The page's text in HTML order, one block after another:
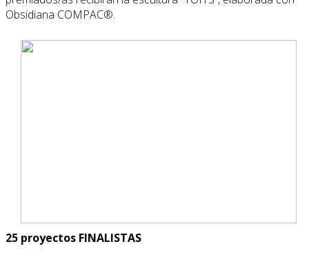
Obsidiana COMPAC®.
25 proyectos FINALISTAS